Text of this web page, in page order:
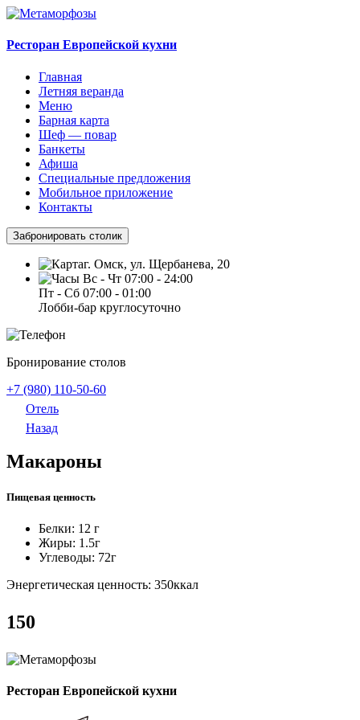
Ресторан Европейской кухни
Главная
Летняя веранда
Меню
Барная карта
Шеф — повар
Банкеты
Афиша
Специальные предложения
Мобильное приложение
Контакты
Забронировать столик
г. Омск, ул. Щербанева, 20
Вс - Чт 07:00 - 24:00
Пт - Сб 07:00 - 01:00
Лобби-бар круглосуточно
Бронирование столов
+7 (980) 110-50-60
Отель
Назад
Макароны
Пищевая ценность
Белки: 12 г
Жиры: 1.5г
Углеводы: 72г
Энергетическая ценность: 350ккал
150
Ресторан Европейской кухни